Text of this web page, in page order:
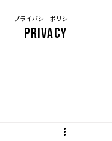
PRIVACY
プライバシーポリシー